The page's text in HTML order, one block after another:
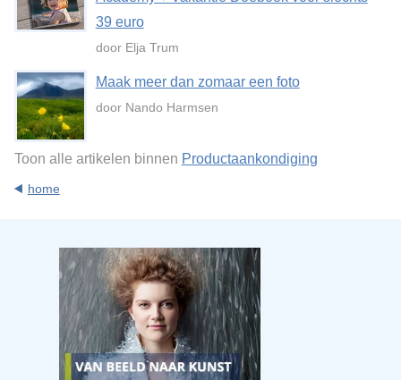
39 euro
door Elja Trum
Maak meer dan zomaar een foto
door Nando Harmsen
Toon alle artikelen binnen Productaankondiging
home